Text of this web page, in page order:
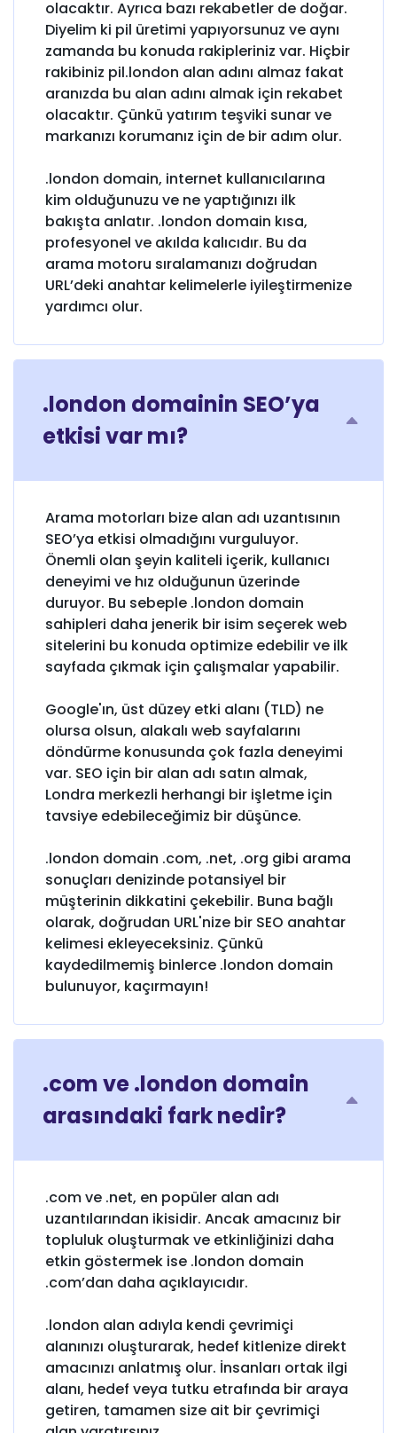
olacaktır. Ayrıca bazı rekabetler de doğar.
Diyelim ki pil üretimi yapıyorsunuz ve aynı
zamanda bu konuda rakipleriniz var. Hiçbir
rakibiniz pil.london alan adını almaz fakat
aranızda bu alan adını almak için rekabet
olacaktır. Çünkü yatırım teşviki sunar ve
markanızı korumanız için de bir adım olur.
.london domain, internet kullanıcılarına
kim olduğunuzu ve ne yaptığınızı ilk
bakışta anlatır. .london domain kısa,
profesyonel ve akılda kalıcıdır. Bu da
arama motoru sıralamanızı doğrudan
URL’deki anahtar kelimelerle iyileştirmenize
yardımcı olur.
.london domainin SEO’ya
etkisi var mı?
Arama motorları bize alan adı uzantısının
SEO’ya etkisi olmadığını vurguluyor.
Önemli olan şeyin kaliteli içerik, kullanıcı
deneyimi ve hız olduğunun üzerinde
duruyor. Bu sebeple .london domain
sahipleri daha jenerik bir isim seçerek web
sitelerini bu konuda optimize edebilir ve ilk
sayfada çıkmak için çalışmalar yapabilir.
Google'ın, üst düzey etki alanı (TLD) ne
olursa olsun, alakalı web sayfalarını
döndürme konusunda çok fazla deneyimi
var. SEO için bir alan adı satın almak,
Londra merkezli herhangi bir işletme için
tavsiye edebileceğimiz bir düşünce.
.london domain .com, .net, .org gibi arama
sonuçları denizinde potansiyel bir
müşterinin dikkatini çekebilir. Buna bağlı
olarak, doğrudan URL'nize bir SEO anahtar
kelimesi ekleyeceksiniz. Çünkü
kaydedilmemiş binlerce .london domain
bulunuyor, kaçırmayın!
.com ve .london domain
arasındaki fark nedir?
.com ve .net, en popüler alan adı
uzantılarından ikisidir. Ancak amacınız bir
topluluk oluşturmak ve etkinliğinizi daha
etkin göstermek ise .london domain
.com’dan daha açıklayıcıdır.
.london alan adıyla kendi çevrimiçi
alanınızı oluşturarak, hedef kitlenize direkt
amacınızı anlatmış olur. İnsanları ortak ilgi
alanı, hedef veya tutku etrafında bir araya
getiren, tamamen size ait bir çevrimiçi